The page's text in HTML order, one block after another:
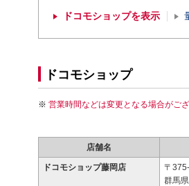
ドコモショップを表示
ドコモショップ
営業時間などは変更となる場合がご
店舗名
ドコモショップ藤岡店
〒
群馬